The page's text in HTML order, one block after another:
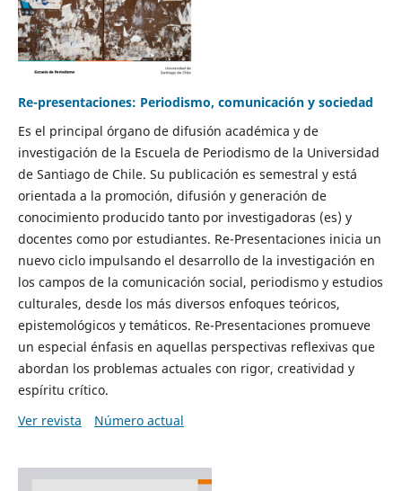
Re-presentaciones: Periodismo, comunicación y sociedad
Es el principal órgano de difusión académica y de
investigación de la Escuela de Periodismo de la Universidad
de Santiago de Chile. Su publicación es semestral y está
orientada a la promoción, difusión y generación de
conocimiento producido tanto por investigadoras (es) y
docentes como por estudiantes. Re-Presentaciones inicia un
nuevo ciclo impulsando el desarrollo de la investigación en
los campos de la comunicación social, periodismo y estudios
culturales, desde los más diversos enfoques teóricos,
epistemológicos y temáticos. Re-Presentaciones promueve
un especial énfasis en aquellas perspectivas reflexivas que
abordan los problemas actuales con rigor, creatividad y
espíritu crítico.
Ver revista
Número actual